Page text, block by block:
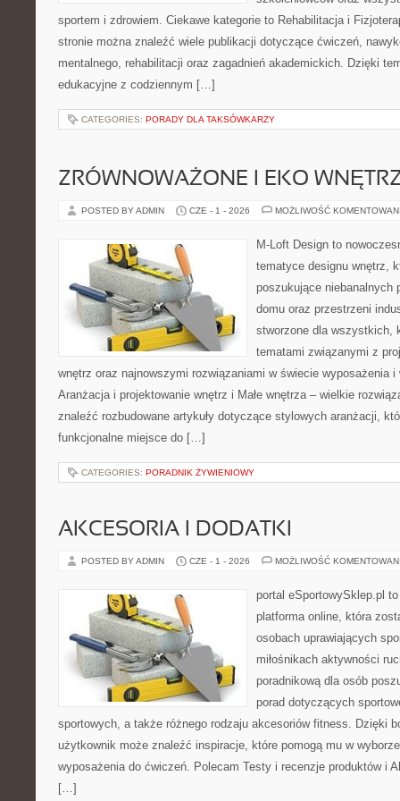
sportem i zdrowiem. Ciekawe kategorie to Rehabilitacja i
stronie można znaleźć wiele publikacji dotyczące ćwiczeń,
mentalnego, rehabilitacji oraz zagadnień akademickich. Dzięki
edukacyjne z codziennym […]
CATEGORIES: PORADY DLA TAKSÓWKARZY
ZRÓWNOWAŻONE I EKO
POSTED BY ADMIN CZE - 1 - 2026 MOŻLIWOŚĆ
M-Loft Design to
tematyce designu wnętrz,
poszukujące niebanalnych
domu oraz przestrzeni
stworzone dla wszystkich,
tematami związanymi z
wnętrz oraz najnowszymi rozwiązaniami w świecie wyposażenia
Aranżacja i projektowanie wnętrz i Małe wnętrza – wielkie
znaleźć rozbudowane artykuły dotyczące stylowych aranżacji,
funkcjonalne miejsce do […]
CATEGORIES: PORADNIK ŻYWIENIOWY
AKCESORIA I DODATKI
POSTED BY ADMIN CZE - 1 - 2026 MOŻLIWOŚĆ
portal eSportowySklep.pl
platforma online, która
osobach uprawiających
miłośnikach aktywności
poradnikową dla osób
porad dotyczących
sportowych, a także różnego rodzaju akcesoriów fitness. Dzięki
użytkownik może znaleźć inspiracje, które pomogą mu w
wyposażenia do ćwiczeń. Polecam Testy i recenzje produktów i
[…]